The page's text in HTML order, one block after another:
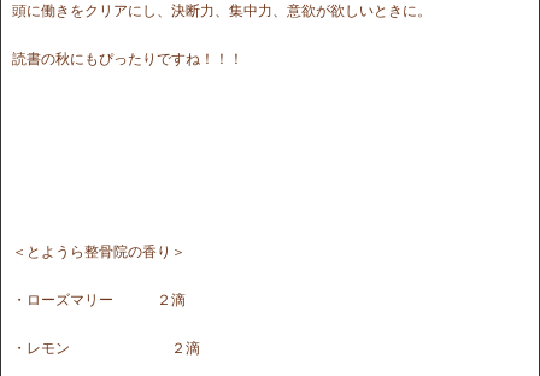
頭に働きをクリアにし、決断力、集中力、意欲が欲しいときに。
読書の秋にもぴったりですね！！！
＜とようら整骨院の香り＞
・ローズマリー ２滴
・レモン ２滴